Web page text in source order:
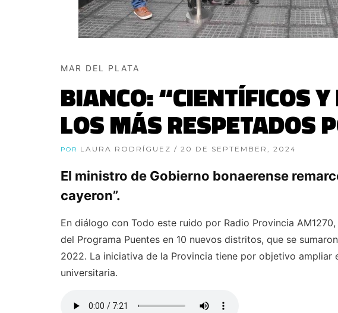
MAR DEL PLATA
BIANCO: “CIENTÍFICOS
LOS MÁS RESPETADOS
POR LAURA RODRÍGUEZ / 20 DE SEPTEMBER, 2024
El ministro de Gobierno bonaerense
cayeron”.
En diálogo con Todo este ruido por Radio Provincia
del Programa Puentes en 10 nuevos distritos, que se
2022. La iniciativa de la Provincia tiene por objetivo ampliar
universitaria.